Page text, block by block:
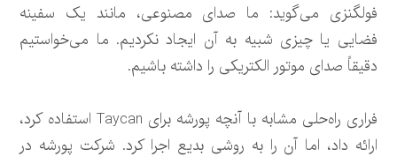
فولگنزی می‌گوید: ما صدای مصنوعی، مانند یک سفینه
فضایی یا چیزی شبیه به آن ایجاد نکردیم. ما می‌خواستیم
دقیقاً صدای موتور الکتریکی را داشته باشیم.
فراری راه‌حلی مشابه با آنچه پورشه برای Taycan استفاده کرد،
ارائه داد، اما آن را به روشی بدیع اجرا کرد. شرکت پورشه در